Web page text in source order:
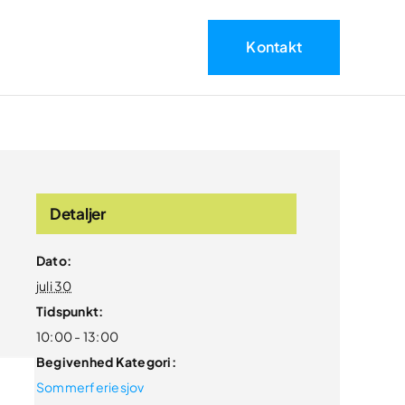
Kontakt
Detaljer
Dato:
juli 30
Tidspunkt:
10:00 - 13:00
Begivenhed Kategori:
Sommerferiesjov